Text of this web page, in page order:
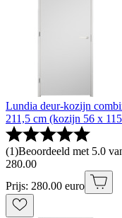
Lundia deur-kozijn
211,5 cm (kozijn 56 x
(1)Beoordeeld met 5.0
280.00
Prijs: 280.00 euro